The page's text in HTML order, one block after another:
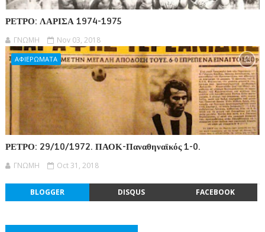
ΡΕΤΡΟ: ΛΑΡΙΣΑ 1974-1975
ΓΝΩΜΗ Nov 03, 2018
ΑΦΙΕΡΩΜΑΤΑ
ΡΕΤΡΟ: 29/10/1972. ΠΑΟΚ-Παναθηναϊκός 1-0.
ΓΝΩΜΗ Oct 31, 2018
BLOGGER DISQUS FACEBOOK